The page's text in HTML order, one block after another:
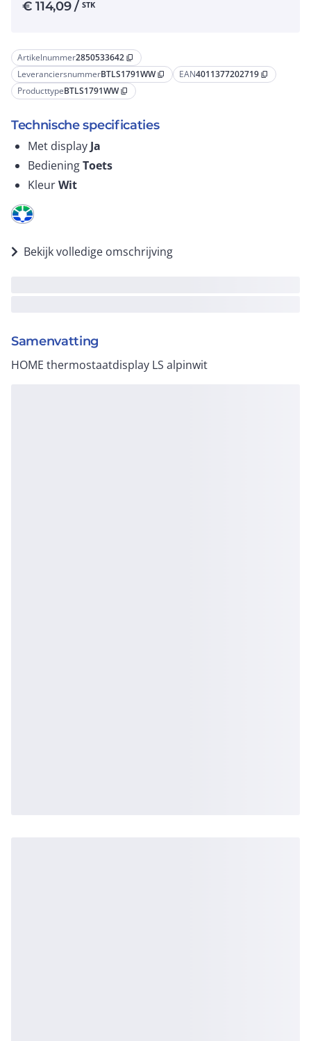
Artikelnummer2850533642 content_copy
LeveranciersnummerBTLS1791WW content_copy EAN4011377202719 content_copy
ProducttypeBTLS1791WW content_copy
Technische specificaties
Met display Ja
BedieningToets
KleurWit
Bekijk volledige omschrijving
Samenvatting
HOME thermostaatdisplay LS alpinwit
€114,09/ STK